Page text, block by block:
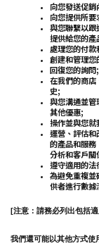
向您發送促
向您提供所
與您聯繫以跟
提供給您的產
處理您的付
創建和管理您
回復您的詢問;
在我們的商店
史;
與您溝通並管
其他優惠;
操作並與您
運營、評估和
的產品和服務
分析和客戶關
遵守適用的法
為避免重複並
供者進行數據
[注意：請務必列出包括
我們還可能以其他方式使